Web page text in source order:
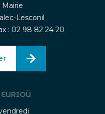
Mairie
Lesconil
: 02 98 82 24 20
EURIOÙ